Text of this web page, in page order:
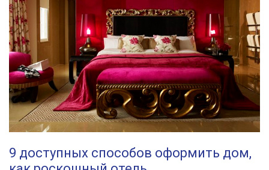
9 доступных способов оформить дом,